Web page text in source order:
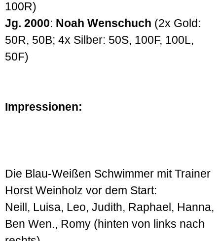
100R)
Jg. 2000: Noah Wenschuch (2x Gold:
50R, 50B; 4x Silber: 50S, 100F, 100L,
50F)
Impressionen:
Die Blau-Weißen Schwimmer mit Trainer
Horst Weinholz vor dem Start:
Neill, Luisa, Leo, Judith, Raphael, Hanna,
Ben Wen., Romy (hinten von links nach